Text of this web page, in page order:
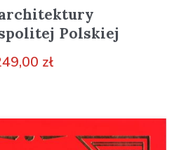
Polskiej
zł